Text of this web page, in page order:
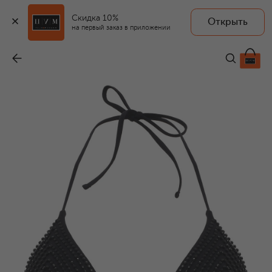
Скидка 10%
на первый заказ в приложении
Открыть
47 400 ₽